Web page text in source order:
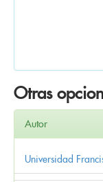
Otras
Autor
Universidad